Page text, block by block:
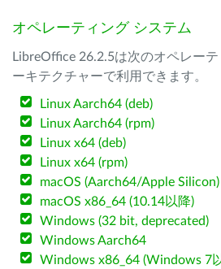
オペレーティング システム
LibreOffice 26.2.5は次のオペレー
ーキテクチャーで利用できます。
Linux Aarch64 (deb)
Linux Aarch64 (rpm)
Linux x64 (deb)
Linux x64 (rpm)
macOS (Aarch64/Apple Silicon)
macOS x86_64 (10.14以降)
Windows (32 bit, deprecated)
Windows Aarch64
Windows x86_64 (Windows 7